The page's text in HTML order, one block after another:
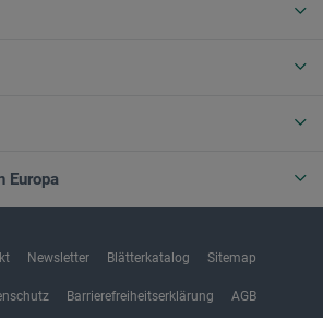
Europa
Newsletter Blätterkatalog Sitemap
Barrierefreiheitserklärung AGB